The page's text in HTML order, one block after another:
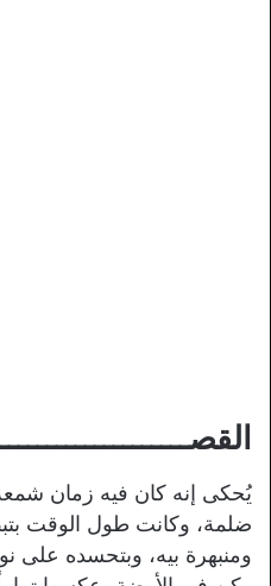
يُحكى إنه كان فيه زمان
ضلمة، وكانت طول الوقت
ومنبهرة بيه، وبتحسده على